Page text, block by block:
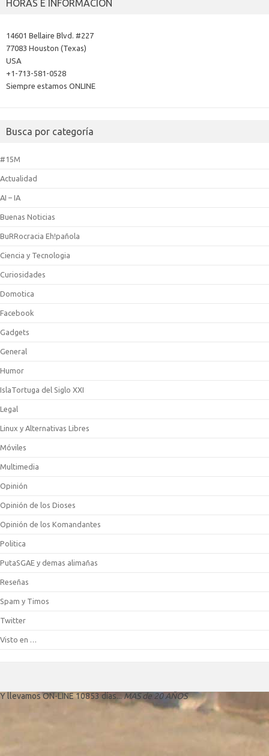
HORAS E INFORMACIÓN
14601 Bellaire Blvd. #227
77083 Houston (Texas)
USA
+1-713-581-0528
Siempre estamos ONLINE
Busca por categoría
#15M
Actualidad
AI – IA
Buenas Noticias
BuRRocracia Eh!pañola
Ciencia y Tecnologia
Curiosidades
Domotica
Facebook
Gadgets
General
Humor
IslaTortuga del Siglo XXI
Legal
Linux y Alternativas Libres
Móviles
Multimedia
Opinión
Opinión de los Dioses
Opinión de los Komandantes
Politica
PutaSGAE y demas alimañas
Reseñas
Spam y Timos
Twitter
Visto en …
Y llevamos ON-LINE 10853 días...MAS de 20 AÑOS